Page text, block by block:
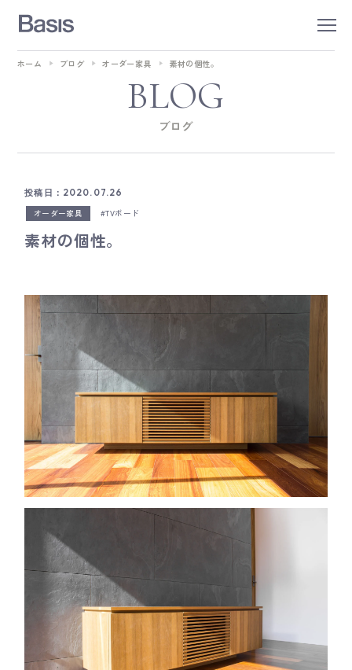
BLOG
ブログ
ホーム ブログ オーダー家具 素材の個性。
投稿日：2020.07.26
オーダー家具
TVボード
素材の個性。